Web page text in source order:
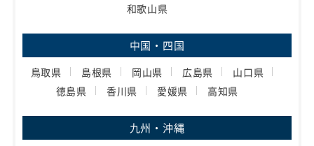
和歌山県
中国・四国
鳥取県 島根県 岡山県 広島県
山口県
徳島県
香川県 愛媛県 高知県
九州・沖縄